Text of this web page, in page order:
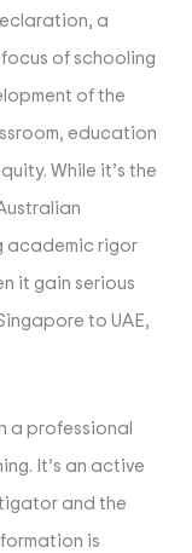
a
of schooling
of the
education
While it’s the
academic rigor
it gain serious
to UAE,
a professional
It’s an active
and the
is